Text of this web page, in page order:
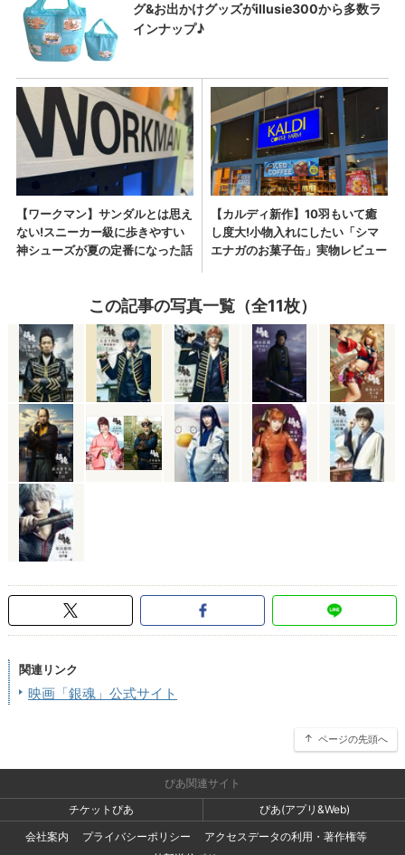
この記事の写真一覧（全11枚）
関連リンク
映画「銀魂」公式サイト
ページの先頭へ
ぴあ関連サイト
チケットぴあ
ぴあ(アプリ&Web)
会社案内
プライバシーポリシー
アクセスデータの利用・著作権等